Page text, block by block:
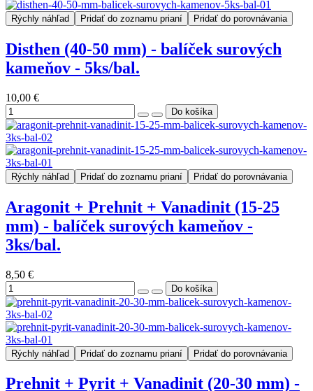
Rýchly náhľad Pridať do zoznamu prianí Pridať do porovnávania
Disthen (40-50 mm) - balíček surových
kameňov - 5ks/bal.
10,00 €
Rýchly náhľad Pridať do zoznamu prianí Pridať do porovnávania
Aragonit + Prehnit + Vanadinit (15-25
mm) - balíček surových kameňov -
3ks/bal.
8,50 €
Rýchly náhľad Pridať do zoznamu prianí Pridať do porovnávania
Prehnit + Pyrit + Vanadinit (20-30 mm) -